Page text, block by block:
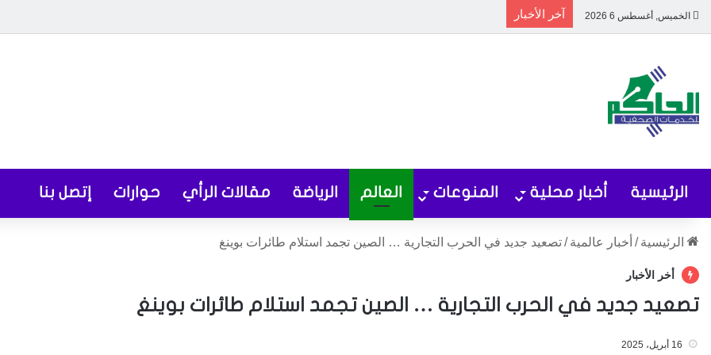
الخميس, أغسطس 6 2026 آخر الأخبار
الرئيسية أخبار محلية المنوعات العالم الرياضة مقالات الرأي حوارات إتصل بنا
الرئيسية / أخبار عالمية /تصعيد جديد في الحرب التجارية … الصين تجمد استلام طائرات بوينغ
أخر الأخبار
تصعيد جديد في الحرب التجارية … الصين تجمد استلام طائرات بوينغ
16 أبريل، 2025